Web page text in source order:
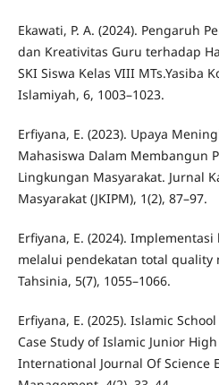
Ekawati, P. A. (2024). Pengaruh
dan Kreativitas Guru terhadap
SKI Siswa Kelas VIII MTs.Yasiba
Islamiyah, 6, 1003–1023.
Erfiyana, E. (2023). Upaya
Mahasiswa Dalam Membangun
Lingkungan Masyarakat. Jurnal
Masyarakat (JKIPM), 1(2), 87–97.
Erfiyana, E. (2024).
melalui pendekatan total quality
Tahsinia, 5(7), 1055–1066.
Erfiyana, E. (2025). Islamic
Case Study of Islamic Junior
International Journal Of Science